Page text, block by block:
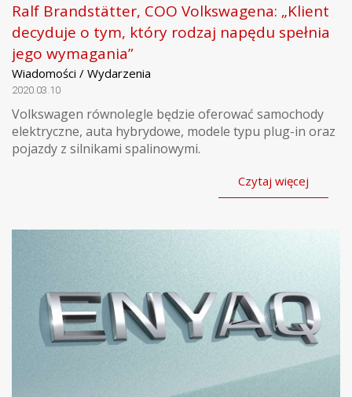
Ralf Brandstätter, COO Volkswagena: „Klient
decyduje o tym, który rodzaj napędu spełnia
jego wymagania”
Wiadomości / Wydarzenia
2020.03.10
Volkswagen równolegle będzie oferować samochody
elektryczne, auta hybrydowe, modele typu plug-in oraz
pojazdy z silnikami spalinowymi.
Czytaj więcej